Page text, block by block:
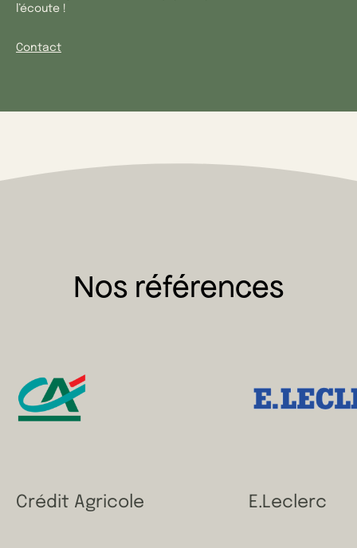
l’écoute !
Contact
Nos références
Crédit Agricole E.Leclerc